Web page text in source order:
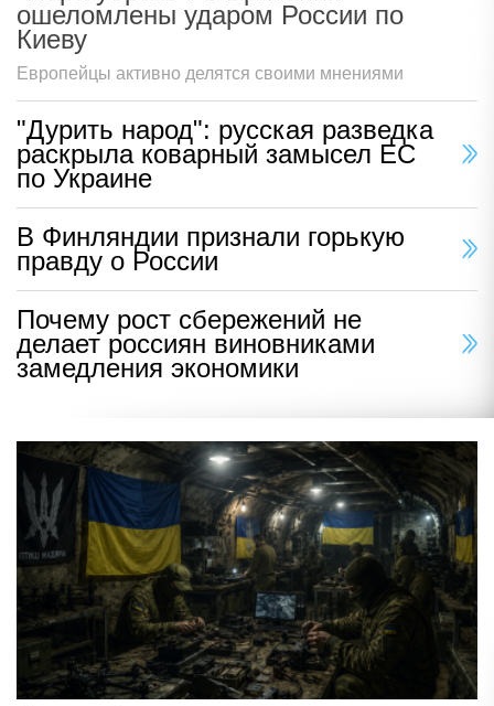
ошеломлены ударом России по
Киеву
Европейцы активно делятся своими мнениями
"Дурить народ": русская разведка
раскрыла коварный замысел ЕС
по Украине
В Финляндии признали горькую
правду о России
Почему рост сбережений не
делает россиян виновниками
замедления экономики